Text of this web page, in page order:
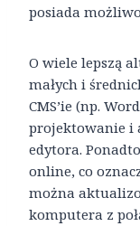
posiada
O wiele lepszą
małych i
CMS’ie (np.
projektowanie i
edytora.
online, co
można
komputera z